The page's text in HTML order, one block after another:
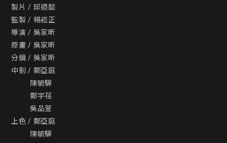
製片 / 邱迺懿
監製 / 楊崧正
導演 / 吳家昕
原畫 / 吳家昕
分鏡 / 吳家昕
中割 / 鄭亞庭
上色 / 鄭亞庭